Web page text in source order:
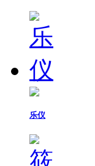
乐仪